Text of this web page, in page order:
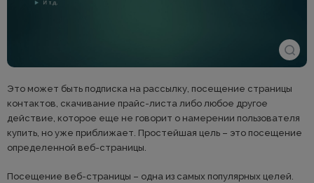
Это может быть подписка на рассылку, посещение страницы
контактов, скачивание прайс-листа либо любое другое
действие, которое еще не говорит о намерении пользователя
купить, но уже приближает. Простейшая цель – это посещение
определенной веб-страницы.
Посещение веб-страницы – одна из самых популярных целей.